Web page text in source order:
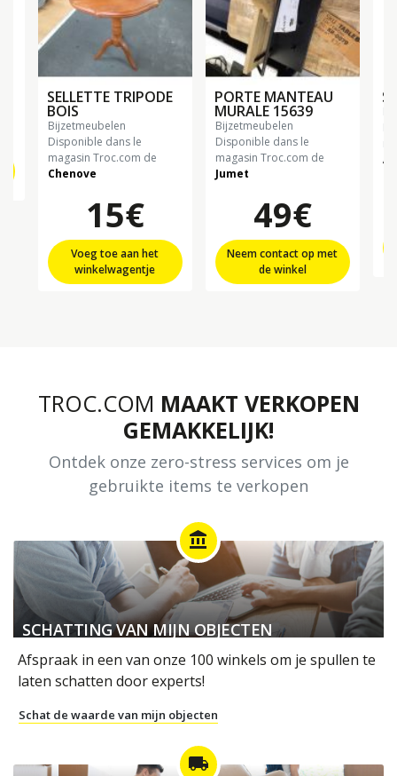
SELLETTE TRIPODE
BOIS
bijzetmeubelen
Disponible dans le
magasin Troc.com de
Chenove
15€
Voeg toe aan het
winkelwagentje
PORTE MANTEAU
MURALE 15639
bijzetmeubelen
Disponible dans le
magasin Troc.com de
Jumet
49€
Neem contact op met
de winkel
TROC.COM MAAKT VERKOPEN
GEMAKKELIJK!
Ontdek onze zero-stress services om je
gebruikte items te verkopen
account_balance
SCHATTING VAN MIJN OBJECTEN
Afspraak in een van onze 100 winkels om je spullen te
laten schatten door experts!
Schat de waarde van mijn objecten
local_shipping